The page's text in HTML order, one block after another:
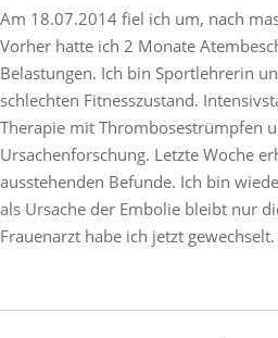
Am 18.07.2014 fiel ich um, nach
Vorher hatte ich 2 Monate
Belastungen. Ich bin Sportlehrerin
schlechten Fitnesszustand.
Therapie mit Thrombosestrümpfen
Ursachenforschung. Letzte Woche
ausstehenden Befunde. Ich bin
als Ursache der Embolie bleibt nur
Frauenarzt habe ich jetzt gewechselt.